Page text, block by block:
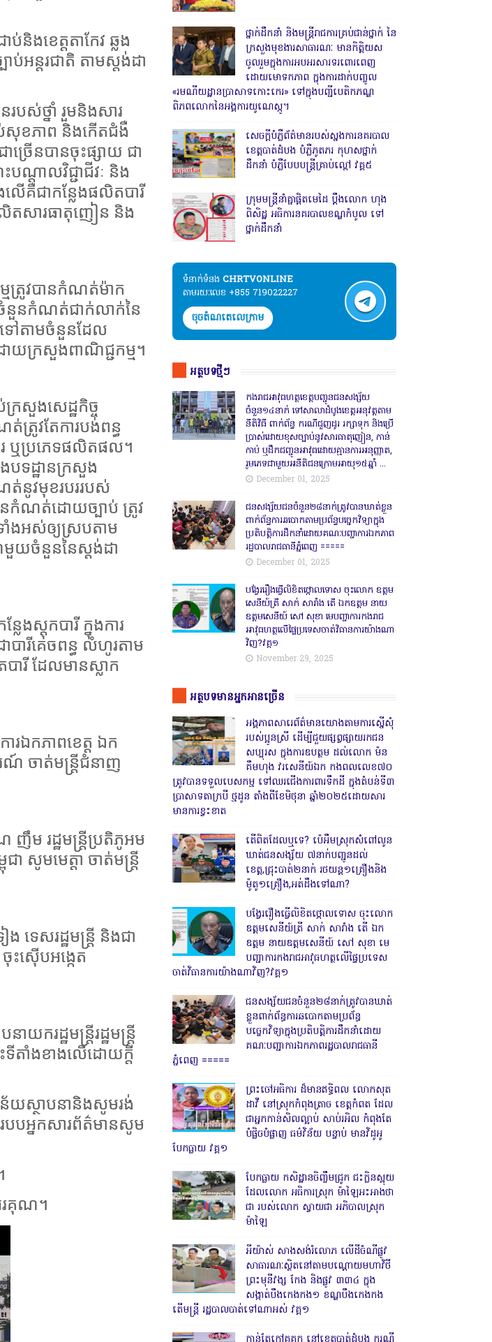
ងខេត្តតាកែវ ឆ្លង
អន្តរជាតិ តាមស្តង់ដា
របស់ថ្នាំ រួមនិងសារ
ខភាព និងកើតជំងឺ
ច្រើនបានចុះផ្សាយ ជា
បណ្ដាលវិជ្ជាជីវៈ និង
ើគឺជាកន្លែងផលិតបារី
ផលិតសារធាតុញៀន និង
ត្រូវបានកំណត់ម៉ាក
នួនកំណត់ជាក់លាក់នៃ
ទៅតាមចំនួនដែល
យក្រសួងពាណិជ្ជកម្ម។
រសួងសេដ្ឋកិច្ច
រូវតែការបង់ពន្ធ
ឬប្រភេទផលិតផល។
បទដ្ឋានក្រសួង
ណត់នូវមុខរបររបស់
កំណត់ដោយច្បាប់ ត្រូវ
ាំងអស់ឲ្យស្របតាម
មួយចំនួននៃស្តង់ដា
ងស្តុកបារី ក្នុងការ
ារីគេចពន្ធ លំហូរតាម
ារី ដែលមានស្លាក
រឯកភាពខេត្ត ឯក
ណ៍ ចាត់មន្ត្រីជំនាញ
ម រដ្ឋមន្ត្រីប្រតិភូអម
ា សូមមេត្តា ចាត់មន្ត្រី
ទេសរដ្ឋមន្ដ្រី និងជា
ះស៊ើបអង្កេត
រដ្ឋមន្ត្រីរដ្ឋមន្ត្រី
ទីតាំងខាងលើដោយក្តី
ងន័យស្ថាបនានិងសូមរង់
របបអ្នកសារព័ត៌មានសូម
រគុណ។
ថ្នាក់ដឹកនាំ និងមន្ត្រីរាជការគ្រប់ជាន់ថ្នាក់ នៃ
ក្រសួងមុខងារសាធារណៈ មានកិត្តិយស
ចូលរួមក្នុងការអបអរសារទរពោរពេញ
ដោយមោទកភាព ក្នុងការដាក់បញ្ចូល
«រមណីយដ្ឋានប្រាសាទកោះកេរ» ទៅក្នុងបញ្ជីបេតិកភណ្ឌ
ពិភពលោកនៃអង្គការយូណេស្កូ។
សេចក្តីបំភ្លឺព័ត៌មានរបស់ស្នងការនគរបាល
ខេត្តបាត់ដំបង បំភ្លឺភូតភរ កុហសថ្នាក់
ដឹកនាំ បំភ្លឺបែបបន្ត្រីគ្រាប់ល្ពៅ វគ្គ៥
ក្រុមមន្ត្រីនាំគ្នាផ្ដិតមេដៃ ប្ដឹងលោក ហុង
ពិសិដ្ឋ អធិការនគរបាលខណ្ឌកំបូល ទៅ
ថ្នាក់ដឹកនាំ
ទំនាក់ទំនង​​ CHRTVONLINE
តាមរយៈលេខ +855 719022227
ចុចតំណតេលេក្រាម
អត្ថបទថ្មីៗ
កងរាជឣាវុធហត្ថខេត្តបញ្ជូនជនសង្ស័យ
ចំនួន១៤នាក់ ទៅសាលាដំបូងខេត្តឣនុវត្តតាម
នីតិវិធី ពាក់ព័ន្ធ ករណីជួញដូរ រក្សាទុក និងប្រើ
ប្រាស់ដោយខុសច្បាប់នូវសារធាតុញៀន, កាន់
កាប់ ឬដឹកជញ្ជូនអាវុធដោយគ្មានការអនុញ្ញាត,
រួមភេទជាមួយអនីតិជនក្រោមអាយុ១៥ឆ្នាំ ...
December 01, 2025
ជនសង្ស័យជនចំនួន២៨នាក់ត្រូវបានឃាត់ខ្លួន
ពាក់ព័ន្ធការឆបោកតាមប្រព័ន្ធបច្ចេកវិទ្យាក្នុង
ប្រតិបត្តិការដឹកនាំដោយគណៈបញ្ជាការឯកភាព
រដ្ឋបាលរាជធានីភ្នំពេញ ‎=====
December 01, 2025
បង្វែររឿងធ្វើលិខិតថ្កោលទោស ចុះលោក ឧត្តម
សេនីយ៍ត្រី សាក់ សារាំង តើ ឯកឧត្តម នាយ
ឧត្តមសេនីយ៍ សៅ សុខា មេបញ្ជាការកងរាជ
អាវុធហត្ថលើផ្ទៃប្រទេសចាត់វិធានការយ៉ាងណា
វិញ?វគ្គ១
November 29, 2025
អត្ថបទមានអ្នកអានច្រើន
អង្គភាពសារេព័ត៌មានយោងតាមការស្នើសុំ
របស់ប្អូនស្រី ដើម្បីជួយផ្សព្វផ្សាយរកជន
សប្បុរស ក្នុងការឧបត្ថម ដល់លោក ម៉ន
គឹមហុង វរសេនីយ៍ឯក កងពលលេខ៧០
ត្រូវបានទទួលបេសកម្ម ទៅឈរជើងការពារទឹកដី ក្នុងតំបន់ទី៣
ប្រាសាទតាក្របី ថ្មដូន តាំងពីខែមិថុនា ឆ្នាំ២០២៥ដោយសារ
មានការខ្វះខាត
តើពិតដែលឬទេ? ប៉េអឹមស្រុកសំពៅលូន
ឃាត់ជនសង្ស័យ ៧នាក់បញ្ជូនដល់
ខេត្ត,ជ្រុះបាត់២នាក់ រថយន្ត១គ្រឿងនិង
ម៉ូតូ១គ្រឿង,អត់ដឹងទៅណា?
បង្វែររឿងធ្វើលិខិតថ្កោលទោស ចុះលោក
ឧត្តមសេនីយ៍ត្រី សាក់ សារាំង តើ ឯក
ឧត្តម នាយឧត្តមសេនីយ៍ សៅ សុខា មេ
បញ្ជាការកងរាជអាវុធហត្ថលើផ្ទៃប្រទេស
ចាត់វិធានការយ៉ាងណាវិញ?វគ្គ១
ជនសង្ស័យជនចំនួន២៨នាក់ត្រូវបានឃាត់
ខ្លួនពាក់ព័ន្ធការឆបោកតាមប្រព័ន្ធ
បច្ចេកវិទ្យាក្នុងប្រតិបត្តិការដឹកនាំដោយ
គណៈបញ្ជាការឯកភាពរដ្ឋបាលរាជធានី
ភ្នំពេញ ‎=====
ព្រះចៅអធិការ ដ៏មានឥទ្ធិពល លោកសុត
ដាវី នៅស្រុកកំពុងត្រាច ខេត្តកំពត ដែល
ជាអ្នកកាន់សិលល្អាប់ សាប់រអិល កំពុងតែ
បំផ្លិចបំផ្លាញ ធម៌វិន័យ បន្ទាប់ មានវិដូអូ
បែកធ្លាយ វគ្គ១
បែកធ្លាយ កសិដ្ឋានចិញ្ចឹមជ្រូក ជះក្លិនស្អុយ
ដែលលោក អធិការស្រុក ម៉ាឡៃអះអាងថា
ជា របស់លោក ស្វាយជា អភិបាលស្រុក
ម៉ាឡៃ
អីយ៉ាស់ សាងសង់រំលោភ លើដីចំណីផ្លូវ
សាធារណៈស្ថិតនៅតាមបណ្ដោយមហាវិថី
ព្រះមុនីវង្ស កែង និងផ្លូវ ៣៣៤ ក្នុង
សង្កាត់បឹងកេងកង១ ខណ្ឌបឹងកេងកង
តើមន្ត្រី រដ្ឋបាលបាត់ទៅណាអស់ វគ្គ១